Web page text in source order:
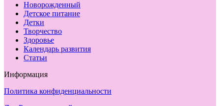
Новорожденный
Детское питание
Детки
Творчество
Здоровье
Календарь развития
Статьи
Информация
Политика конфиденциальности